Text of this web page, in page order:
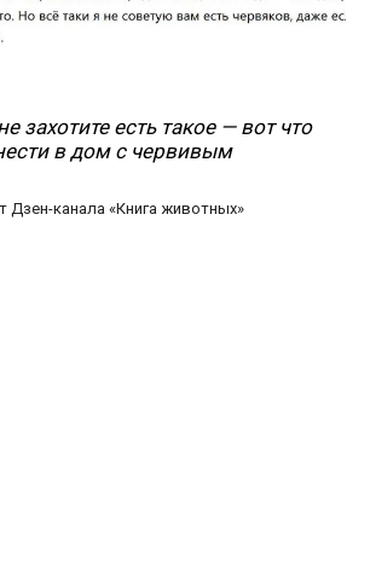
захотите есть такое — вот что
в дом с червивым
канала «Книга животных»